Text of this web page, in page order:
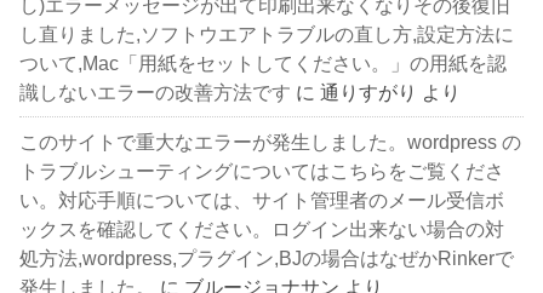
し)エラーメッセージが出て印刷出来なくなりその後復旧
し直りました,ソフトウエアトラブルの直し方,設定方法に
ついて,Mac「用紙をセットしてください。」の用紙を認
識しないエラーの改善方法です に通りすがり より
このサイトで重大なエラーが発生しました。wordpress の
トラブルシューティングについてはこちらをご覧くださ
い。対応手順については、サイト管理者のメール受信ボ
ックスを確認してください。ログイン出来ない場合の対
処方法,wordpress,プラグイン,BJの場合はなぜかRinkerで
発生しました。
に ブルージョナサン より